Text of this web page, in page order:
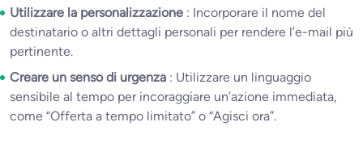
Utilizzare la personalizzazione : Incorporare il nome del
destinatario o altri dettagli personali per rendere l’e-mail più
pertinente.
Creare un senso di urgenza : Utilizzare un linguaggio
sensibile al tempo per incoraggiare un’azione immediata,
come “Offerta a tempo limitato” o “Agisci ora”.